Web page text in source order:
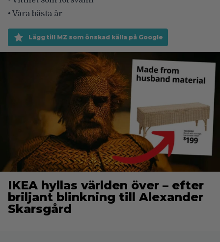
• Våra bästa år
Lägg till MZ som önskad källa på Google
IKEA hyllas världen över – efter
briljant blinkning till Alexander
Skarsgård